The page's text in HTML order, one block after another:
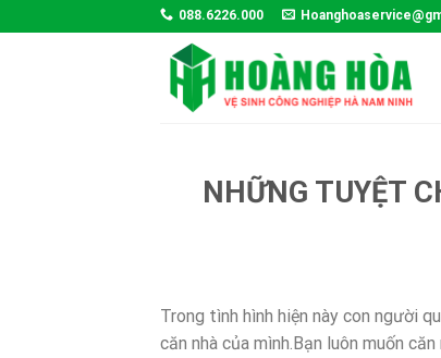
to
088.6226.000
NHỮNG TUYỆT
Trong tình hình hiện này con người
căn nhà của mình.Bạn luôn muốn